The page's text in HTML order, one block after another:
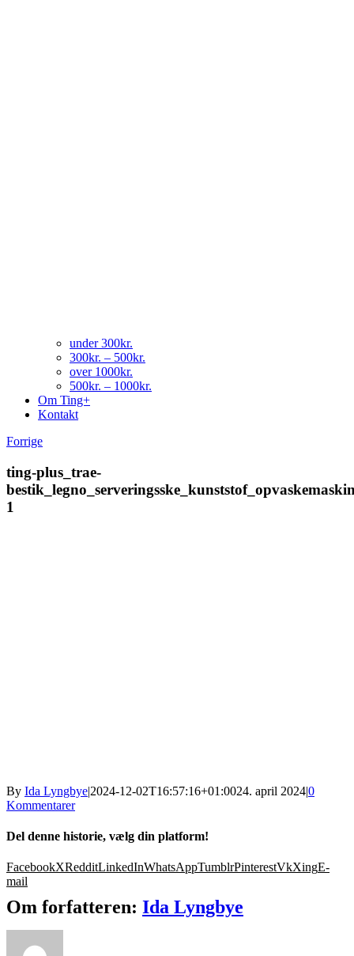
under 300kr.
300kr. – 500kr.
over 1000kr.
500kr. – 1000kr.
Om Ting+
Kontakt
Forrige
ting-plus_trae-
1
By Ida Lyngbye|2024-12-02T16:57:16+01:0024. april 2024|0
Kommentarer
Del denne historie, vælg din platform!
FacebookXRedditLinkedInWhatsAppTumblrPinterestVkXingE-
mail
Om forfatteren: Ida Lyngbye